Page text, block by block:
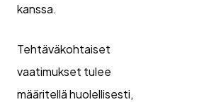
kanssa.
Tehtäväkohtaiset
vaatimukset tulee
määritellä huolellisesti,